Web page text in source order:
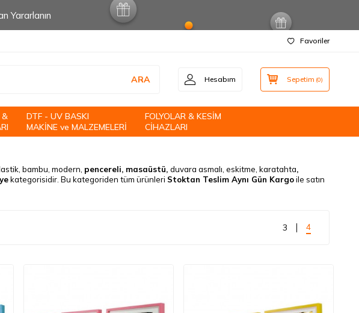
Yararlanın
Favoriler
ARA Hesabım Sepetim (0)
&
DTF - UV BASKI
MAKİNE ve MALZEMELERİ
FOLYOLAR & KESİM
CİHAZLARI
bambu, modern, pencereli, masaüstü,duvara asmalı, eskitme, karatahta,
kategorisidir. Bu kategoriden tüm ürünleri Stoktan Teslim Aynı Gün Kargoile satın
3 4